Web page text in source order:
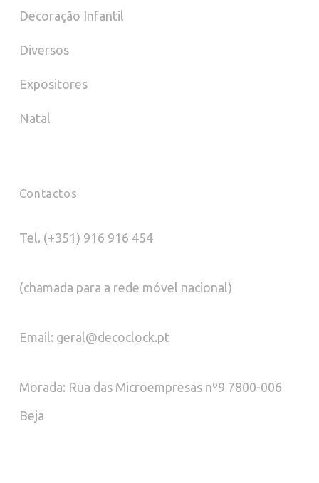
Decoração Infantil
Diversos
Expositores
Natal
Contactos
Tel. (+351) 916 916 454
(chamada para a rede móvel nacional)
Email: geral@decoclock.pt
Morada: Rua das Microempresas nº9 7800-006
Beja